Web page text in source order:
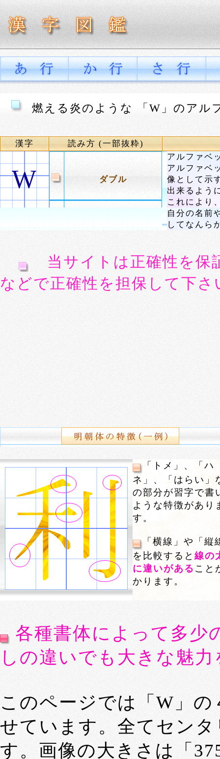
燃える炎のような 「W」のアル
漢字 読み方 (一部抜粋)
W ダブル
アルファベ
アルファベ
像として示
出来るよう
これにより
自分の名前
してなんら
当サイトは正確性を
などで正確性を担保して下さ
「トメ」、「ハ
ネ」、「はらい」
の部分が習字で書
ような特徴があり
す。
「横線」や「縦
を比較すると 線の
に違いがある こと
かります。
各種書体によって多少
しの違いでも大きな魅
このページでは「W」
せています。全てセン
す。画像の大きさは「